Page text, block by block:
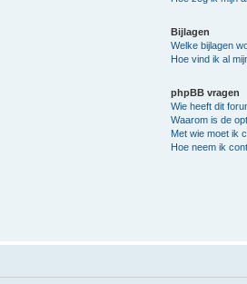
Bijlagen
Welke bijlagen
Hoe vind ik al
phpBB vragen
Wie heeft dit
Waarom is de
Met wie moet ik
Hoe neem ik